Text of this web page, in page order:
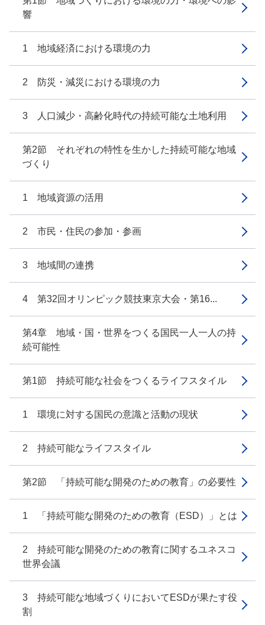
響
1 地域経済における環境の力
2 防災・減災における環境の力
3 人口減少・高齢化時代の持続可能な土地利用
第2節 それぞれの特性を生かした持続可能な地域
づくり
1 地域資源の活用
2 市民・住民の参加・参画
3 地域間の連携
4 第32回オリンピック競技東京大会・第16...
第4章 地域・国・世界をつくる国民一人一人の持
続可能性
第1節 持続可能な社会をつくるライフスタイル
1 環境に対する国民の意識と活動の現状
2 持続可能なライフスタイル
第2節 「持続可能な開発のための教育」の必要性
1 「持続可能な開発のための教育（ESD）」とは
2 持続可能な開発のための教育に関するユネスコ
世界会議
3 持続可能な地域づくりにおいてESDが果たす役
割